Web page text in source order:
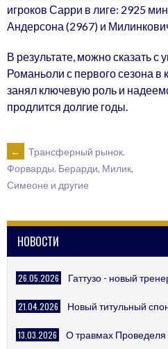
игроков Сарри в лиге: 2925
Андерсона (2967) и
В результате, можно сказать с
Романьоли с первого сезона в
занял ключевую роль и
продлится долгие годы.
POST
NAVIGATION
←
Трансферный рынок.
Форварды. Берарди, Милик,
Симеоне и другие
НОВОСТИ
26.05.2026 Гаттузо - новый
21.04.2026 Новый титульный
13.03.2026 О травмах Проведеля